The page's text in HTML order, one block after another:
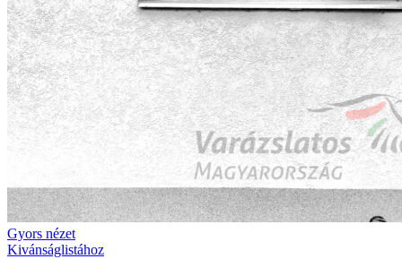
Gyors nézet
Kivánságlistához